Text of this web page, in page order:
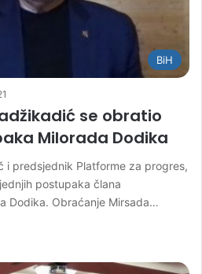
BiH
se obratio
Milorada Dodika
i predsjednik Platforme za progres,
postupaka člana
Dodika. Obraćanje Mirsada…